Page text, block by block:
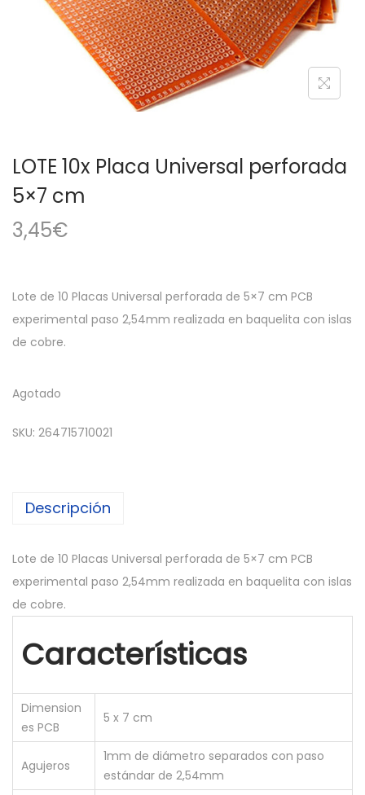
a
c
i
ó
n
i
d
o
LOTE 10x Placa Universal perforada
5×7 cm
3,45€
Lote de 10 Placas Universal perforada de 5×7 cm PCB
experimental paso 2,54mm realizada en baquelita con islas
de cobre.
Agotado
SKU: 264715710021
Descripción
Lote de 10 Placas Universal perforada de 5×7 cm PCB
experimental paso 2,54mm realizada en baquelita con islas
de cobre.
Características
Dimension
es PCB
5 x 7 cm
Agujeros
1mm de diámetro separados con paso
estándar de 2,54mm